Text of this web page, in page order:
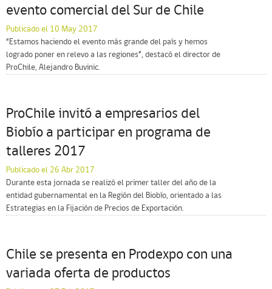
evento comercial del Sur de Chile
Publicado el 10 May 2017
“Estamos haciendo el evento más grande del país y hemos
logrado poner en relevo a las regiones”, destacó el director de
ProChile, Alejandro Buvinic.
ProChile invitó a empresarios del
Biobío a participar en programa de
talleres 2017
Publicado el 26 Abr 2017
Durante esta jornada se realizó el primer taller del año de la
entidad gubernamental en la Región del Biobío, orientado a las
Estrategias en la Fijación de Precios de Exportación.
Chile se presenta en Prodexpo con una
variada oferta de productos